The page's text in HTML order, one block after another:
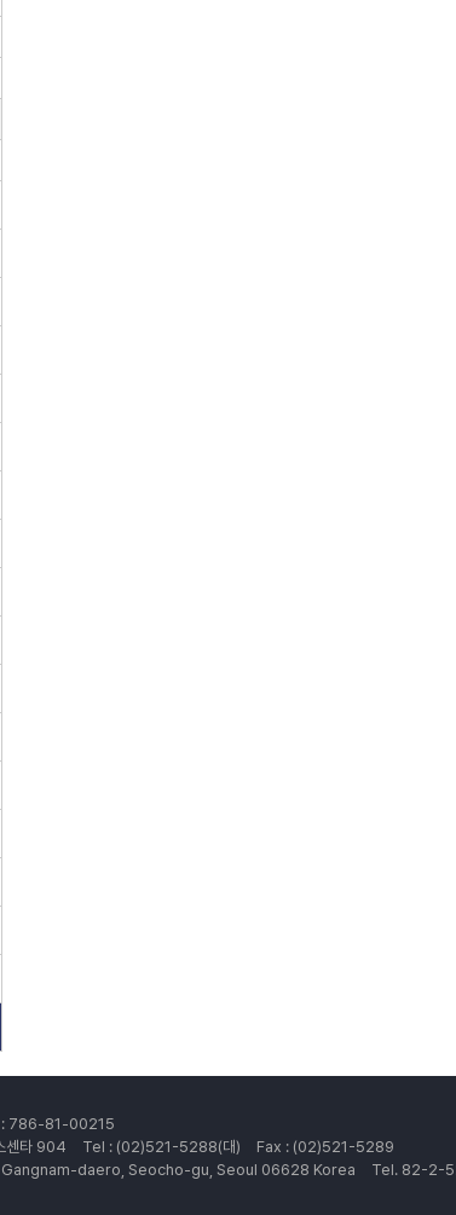
: 786-81-00215
센타 904
Tel : (02)521-5288(대)
Fax : (02)521-5289
daero, Seocho-gu, Seoul 06628 Korea
Tel. 82-2-